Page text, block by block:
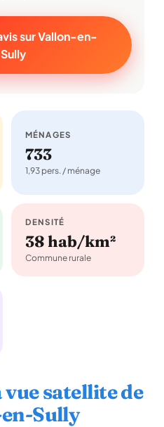
sur Vallon-en-
Sully
MÉNAGES
733
1,93 pers. / ménage
DENSITÉ
38 hab/km²
Commune rurale
vue satellite de
Sully